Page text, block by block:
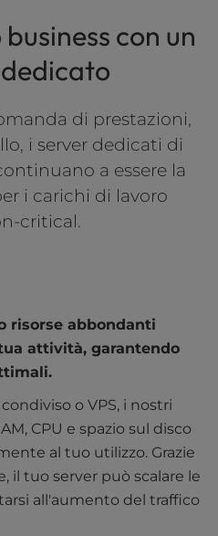
con un
di prestazioni,
i server dedicati di
a essere la
i carichi di lavoro
critical.
risorse abbondanti
attività, garantendo
o VPS, i nostri
CPU e spazio sul disco
al tuo utilizzo. Grazie
il tuo server può scalare le
all'aumento del traffico